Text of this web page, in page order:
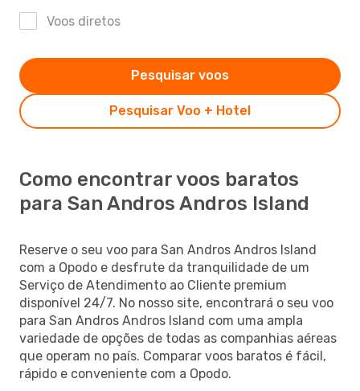
Voos diretos
Pesquisar Voo + Hotel
Pesquisar voos
Como encontrar voos baratos
para San Andros Andros Island
Reserve o seu voo para San Andros Andros Island
com a Opodo e desfrute da tranquilidade de um
Serviço de Atendimento ao Cliente premium
disponível 24/7. No nosso site, encontrará o seu voo
para San Andros Andros Island com uma ampla
variedade de opções de todas as companhias aéreas
que operam no país. Comparar voos baratos é fácil,
rápido e conveniente com a Opodo.